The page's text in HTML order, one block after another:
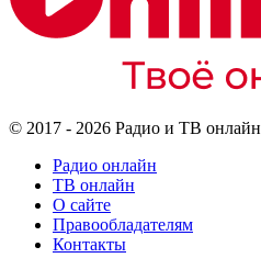
© 2017 - 2026 Радио и ТВ онлайн
Радио онлайн
ТВ онлайн
О сайте
Правообладателям
Контакты